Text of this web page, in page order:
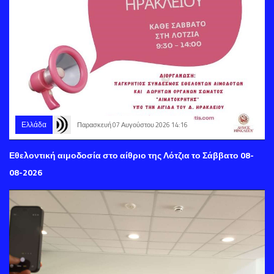
Ελλάδα Παρασκευή 07 Αυγούστου 2026 14:16
Εθελοντική αιμοδοσία στο αίθριο της Λότζια το Σάββατο 08-
08-2026